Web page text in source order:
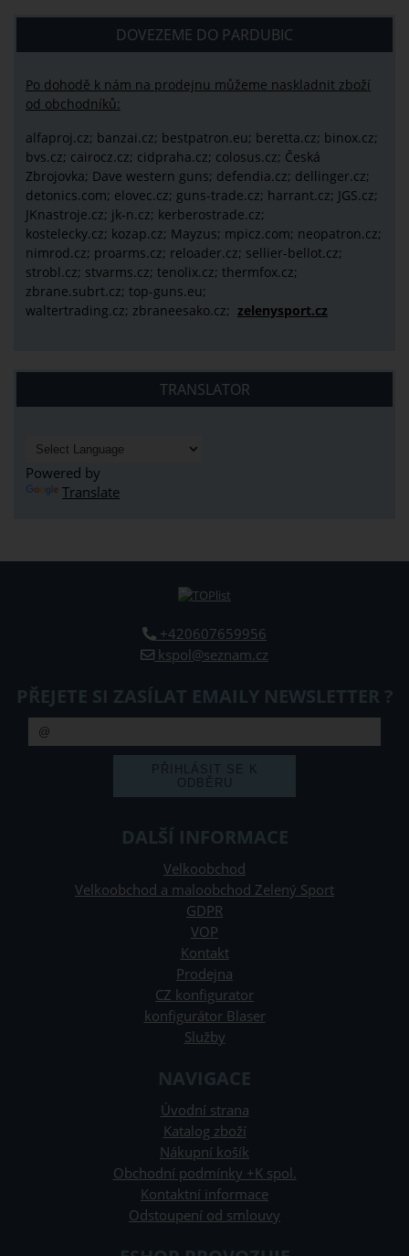
DOVEZEME DO PARDUBIC
Po dohodě k nám na prodejnu můžeme naskladnit zboží
od obchodníků:
alfaproj.cz; banzai.cz; bestpatron.eu; beretta.cz; binox.cz;
bvs.cz; cairocz.cz; cidpraha.cz; colosus.cz; Česká
Zbrojovka; Dave western guns; defendia.cz; dellinger.cz;
detonics.com; elovec.cz; guns-trade.cz; harrant.cz; JGS.cz;
JKnastroje.cz; jk-n.cz; kerberostrade.cz;
kostelecky.cz; kozap.cz; Mayzus; mpicz.com; neopatron.cz;
nimrod.cz; proarms.cz; reloader.cz; sellier-bellot.cz;
strobl.cz; stvarms.cz; tenolix.cz; thermfox.cz;
zbrane.subrt.cz; top-guns.eu;
waltertrading.cz; zbraneesako.cz; zelenysport.cz
TRANSLATOR
Powered by
Translate
+420607659956
kspol@seznam.cz
PŘEJETE SI ZASÍLAT EMAILY NEWSLETTER ?
DALŠÍ INFORMACE
Velkoobchod
Velkoobchod a maloobchod Zelený Sport
GDPR
VOP
Kontakt
Prodejna
CZ konfigurator
konfigurátor Blaser
Služby
NAVIGACE
Úvodní strana
Katalog zboží
Nákupní košík
Obchodní podmínky +K spol.
Kontaktní informace
Odstoupení od smlouvy